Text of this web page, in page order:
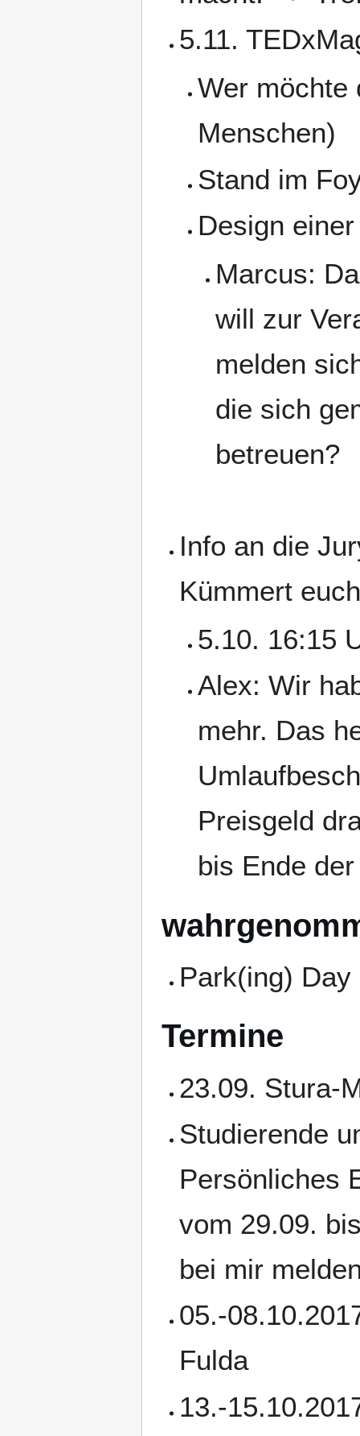
5.11.
Wer möchte
Menschen)
Stand im
Design
Marcus:
will zur
melden
die sich
betreuen?
Info an die
Kümmert
5.10. 16:15
Alex: Wir
mehr. Das
Preisgeld
bis Ende
Park(ing) Day
Termine
23.09. Stura-
Studierende
Persönliches
vom 29.09.
bei mir
05.-
Fulda
13.-